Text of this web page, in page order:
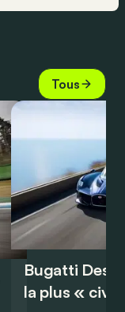
Tous
Bugatti
la plus «